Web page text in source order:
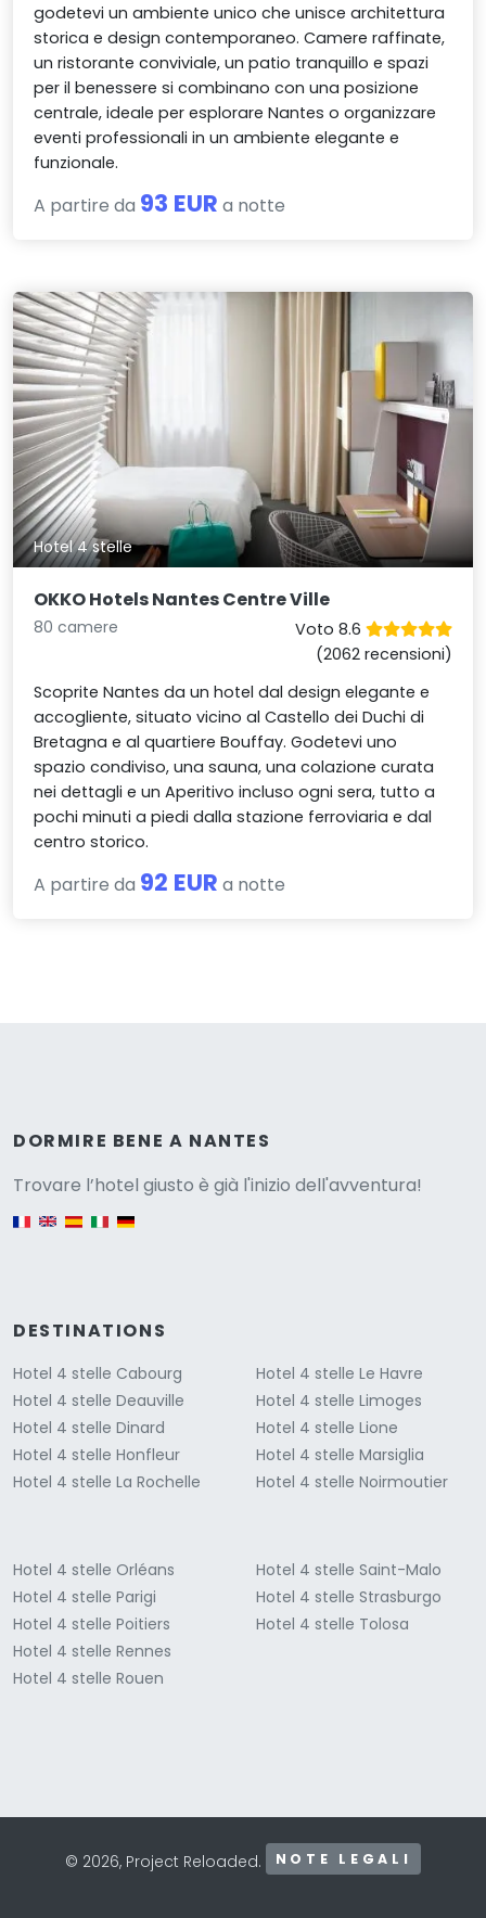
godetevi un ambiente unico che unisce architettura
storica e design contemporaneo. Camere raffinate,
un ristorante conviviale, un patio tranquillo e spazi
per il benessere si combinano con una posizione
centrale, ideale per esplorare Nantes o organizzare
eventi professionali in un ambiente elegante e
funzionale.
A partire da 93 EUR a notte
Hotel 4 stelle
OKKO Hotels Nantes Centre Ville
80 camere
Voto 8.6
(2062 recensioni)
Scoprite Nantes da un hotel dal design elegante e
accogliente, situato vicino al Castello dei Duchi di
Bretagna e al quartiere Bouffay. Godetevi uno
spazio condiviso, una sauna, una colazione curata
nei dettagli e un Aperitivo incluso ogni sera, tutto a
pochi minuti a piedi dalla stazione ferroviaria e dal
centro storico.
A partire da 92 EUR a notte
DORMIRE BENE A NANTES
Trovare l’hotel giusto è già l'inizio dell'avventura!
DESTINATIONS
Hotel 4 stelle Cabourg
Hotel 4 stelle Deauville
Hotel 4 stelle Dinard
Hotel 4 stelle Honfleur
Hotel 4 stelle La Rochelle
Hotel 4 stelle Le Havre
Hotel 4 stelle Limoges
Hotel 4 stelle Lione
Hotel 4 stelle Marsiglia
Hotel 4 stelle Noirmoutier
Hotel 4 stelle Orléans
Hotel 4 stelle Parigi
Hotel 4 stelle Poitiers
Hotel 4 stelle Rennes
Hotel 4 stelle Rouen
Hotel 4 stelle Saint-Malo
Hotel 4 stelle Strasburgo
Hotel 4 stelle Tolosa
© 2026, Project Reloaded. NOTE LEGALI